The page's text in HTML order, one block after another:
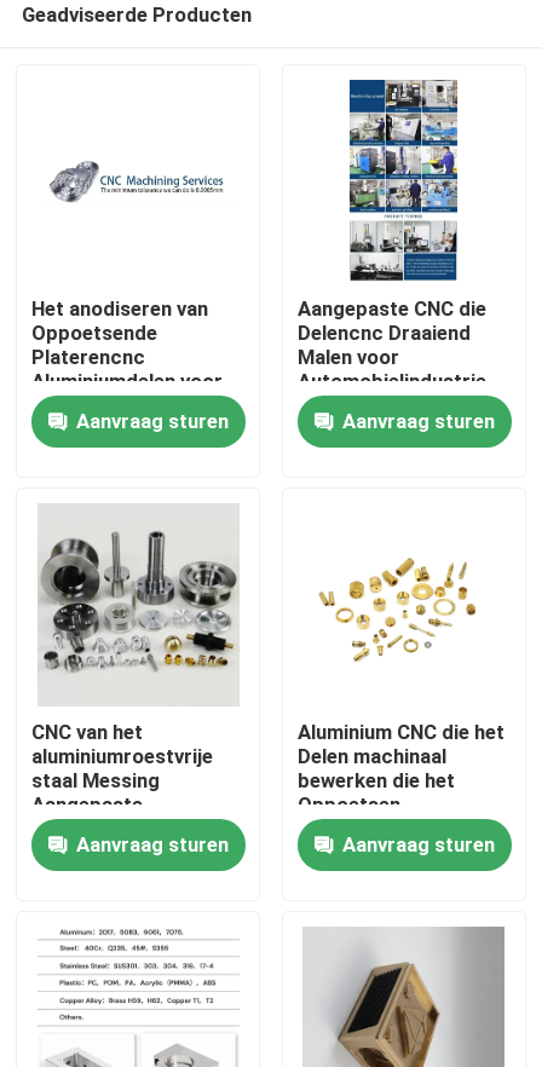
Thuis
Producten
VR-show
Over ons
Fabrieksreis
Kwaliteitscontrole
Douanecnc Delen
CNC-freesonderdelen
Geadviseerde Producten
Het anodiseren van
Oppoetsende
Platerencnc
Aluminiumdelen voor
Automobiel
Verpakking
Aanvraag sturen
Aangepaste CNC die
Delencnc Draaiend
Malen voor
Automobielindustrie
machinaal bewerken
Aanvraag sturen
CNC van het
aluminiumroestvrije
staal Messing
Aangepaste
Delentolerantie
0.05mm OEM/ODM
Aanvraag sturen
Aluminium CNC die het
Delen machinaal
bewerken die het
Oppoetsen
Platerenoppervlakte
anodiseren eindigt
Aanvraag sturen